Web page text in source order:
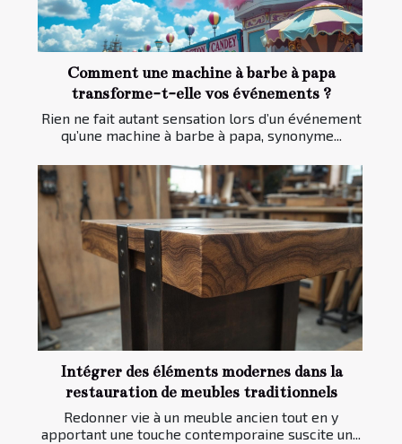
Comment une machine à barbe à papa
transforme-t-elle vos événements ?
Rien ne fait autant sensation lors d’un événement
qu’une machine à barbe à papa, synonyme...
Intégrer des éléments modernes dans la
restauration de meubles traditionnels
Redonner vie à un meuble ancien tout en y
apportant une touche contemporaine suscite un...